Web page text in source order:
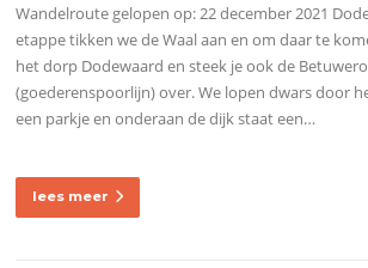
Wandelroute gelopen op: 22 december 2021
etappe tikken we de Waal aan en om daar te
het dorp Dodewaard en steek je ook de
(goederenspoorlijn) over. We lopen dwars door
een parkje en onderaan de dijk staat een…
lees meer